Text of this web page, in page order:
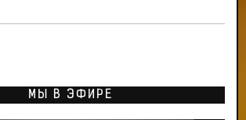
МЫ В ЭФИРЕ